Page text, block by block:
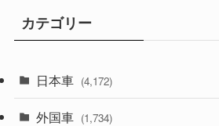
カテゴリー
日本車 (4,172)
(1,321)
外国車 (1,734)